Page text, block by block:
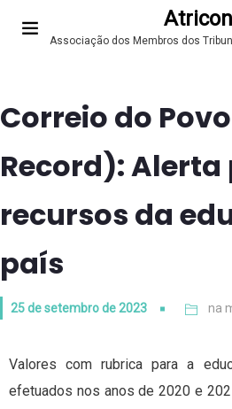
Atricon
Associação dos Membros dos
Correio do
Record): Alerta
recursos da
país
25 de setembro de 2023 na
Valores com rubrica para a
efetuados nos anos de 2020 e